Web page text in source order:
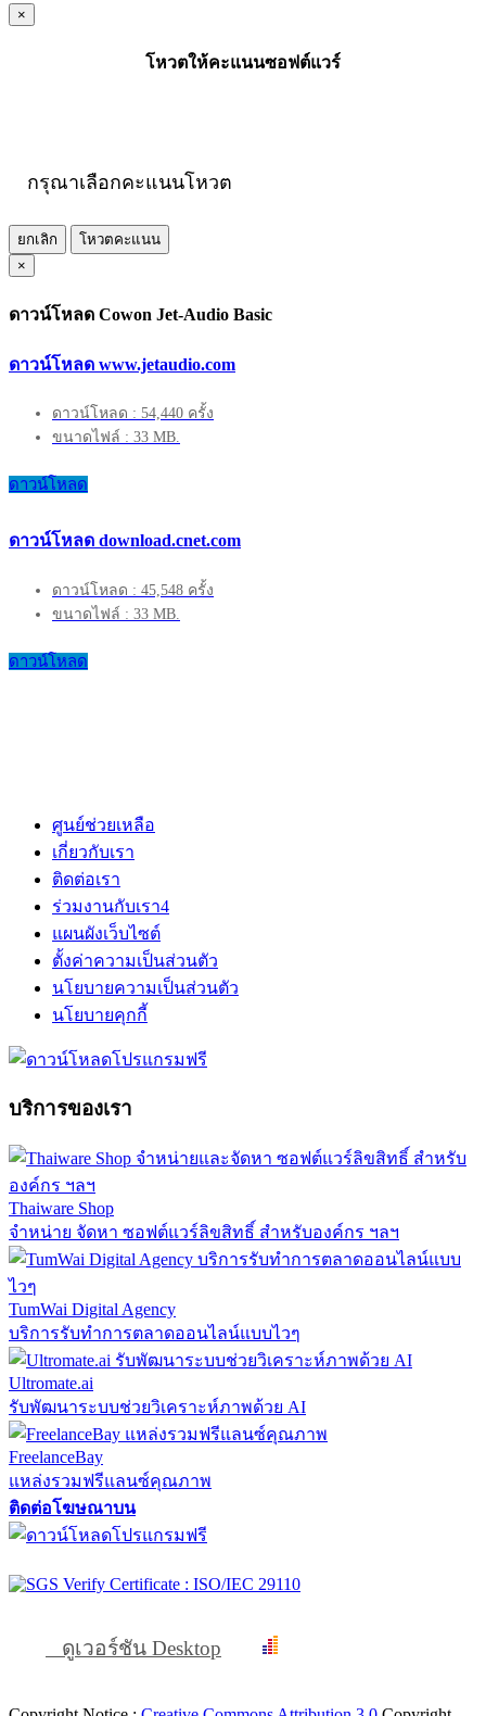
×
โหวตให้คะแนนซอฟต์แวร์
กรุณาเลือกคะแนนโหวต
ยกเลิก
โหวตคะแนน
×
ดาวน์โหลด Cowon Jet-Audio Basic
ดาวน์โหลด www.jetaudio.com
ดาวน์โหลด : 54,440 ครั้ง
ขนาดไฟล์ : 33 MB.
ดาวน์โหลด
ดาวน์โหลด download.cnet.com
ดาวน์โหลด : 45,548 ครั้ง
ขนาดไฟล์ : 33 MB.
ดาวน์โหลด
ศูนย์ช่วยเหลือ
เกี่ยวกับเรา
ติดต่อเรา
ร่วมงานกับเรา4
แผนผังเว็บไซต์
ตั้งค่าความเป็นส่วนตัว
นโยบายความเป็นส่วนตัว
นโยบายคุกกี้
บริการของเรา
Thaiware Shop
จำหน่าย จัดหา ซอฟต์แวร์ลิขสิทธิ์ สำหรับองค์กร ฯลฯ
TumWai Digital Agency
บริการรับทำการตลาดออนไลน์แบบไวๆ
Ultromate.ai
รับพัฒนาระบบช่วยวิเคราะห์ภาพด้วย AI
FreelanceBay
แหล่งรวมฟรีแลนซ์คุณภาพ
ติดต่อโฆษณาบน
ดูเวอร์ชัน Desktop